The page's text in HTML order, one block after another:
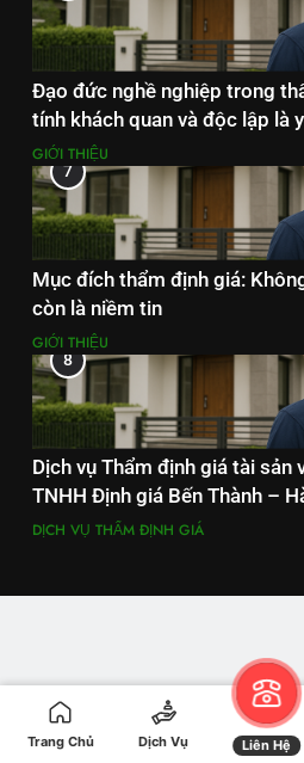
Đạo đức nghề nghiệp trong
tính khách quan và độc lập là
GIỚI THIỆU
7
Mục đích thẩm định giá:
còn là niềm tin
GIỚI THIỆU
8
Dịch vụ Thẩm định giá tài sản
TNHH Định giá Bến Thành –
DỊCH VỤ THẨM ĐỊNH GIÁ
Trang Chủ Dịch Vụ Liên Hệ